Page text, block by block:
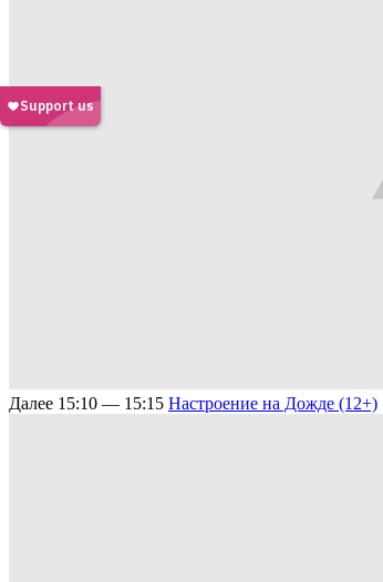
Далее 15:10 — 15:15 Настроение на Дожде (12+)